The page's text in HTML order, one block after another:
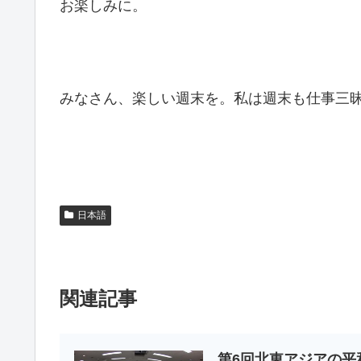
お楽しみに。
みなさん、楽しい週末を。私は週末も仕事三
日本語
関連記事